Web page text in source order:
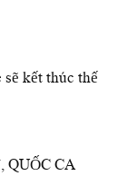
kết thúc thế
QUỐC CA